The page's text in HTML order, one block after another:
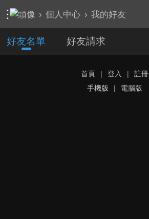
› 個人中心 › 我的好友
好友名單 好友請求
首頁 | 登入 |
註冊
手機版
| 電腦版